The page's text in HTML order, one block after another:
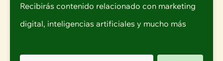
Recibirás contenido relacionado con marketing
digital, inteligencias artificiales y mucho más